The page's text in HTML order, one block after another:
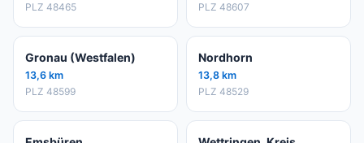
PLZ 48465
PLZ 48607
Gronau (Westfalen)
13,6 km
PLZ 48599
Nordhorn
13,8 km
PLZ 48529